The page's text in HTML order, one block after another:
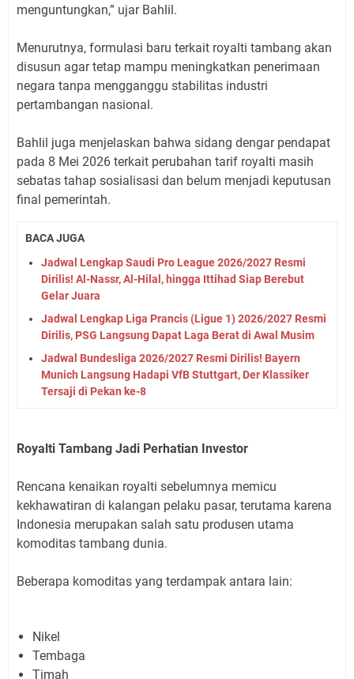
menguntungkan,” ujar Bahlil.
Menurutnya, formulasi baru terkait royalti tambang akan
disusun agar tetap mampu meningkatkan penerimaan
negara tanpa mengganggu stabilitas industri
pertambangan nasional.
Bahlil juga menjelaskan bahwa sidang dengar pendapat
pada 8 Mei 2026 terkait perubahan tarif royalti masih
sebatas tahap sosialisasi dan belum menjadi keputusan
final pemerintah.
BACA JUGA
Jadwal Lengkap Saudi Pro League 2026/2027 Resmi
Dirilis! Al-Nassr, Al-Hilal, hingga Ittihad Siap Berebut
Gelar Juara
Jadwal Lengkap Liga Prancis (Ligue 1) 2026/2027 Resmi
Dirilis, PSG Langsung Dapat Laga Berat di Awal Musim
Jadwal Bundesliga 2026/2027 Resmi Dirilis! Bayern
Munich Langsung Hadapi VfB Stuttgart, Der Klassiker
Tersaji di Pekan ke-8
Royalti Tambang Jadi Perhatian Investor
Rencana kenaikan royalti sebelumnya memicu
kekhawatiran di kalangan pelaku pasar, terutama karena
Indonesia merupakan salah satu produsen utama
komoditas tambang dunia.
Beberapa komoditas yang terdampak antara lain:
Nikel
Tembaga
Timah